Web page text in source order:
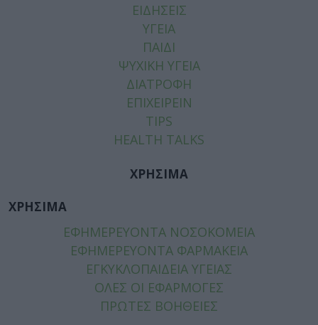
ΕΙΔΗΣΕΙΣ
ΥΓΕΙΑ
ΠΑΙΔΙ
ΨΥΧΙΚΗ ΥΓΕΙΑ
ΔΙΑΤΡΟΦΗ
ΕΠΙΧΕΙΡΕΙΝ
TIPS
HEALTH TALKS
ΧΡΗΣΙΜΑ
ΧΡΗΣΙΜΑ
ΕΦΗΜΕΡΕΥΟΝΤΑ ΝΟΣΟΚΟΜΕΙΑ
ΕΦΗΜΕΡΕΥΟΝΤΑ ΦΑΡΜΑΚΕΙΑ
ΕΓΚΥΚΛΟΠΑΙΔΕΙΑ ΥΓΕΙΑΣ
ΟΛΕΣ ΟΙ ΕΦΑΡΜΟΓΕΣ
ΠΡΩΤΕΣ ΒΟΗΘΕΙΕΣ